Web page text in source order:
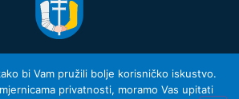
bi Vam pružili bolje korisničko iskustvo.
privatnosti, moramo Vas upitati